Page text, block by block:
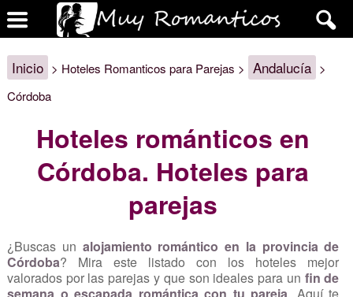
Inicio > Hoteles Romanticos para Parejas > Andalucía >
Córdoba
Hoteles románticos en
Córdoba. Hoteles para
parejas
¿Buscas un alojamiento romántico en la provincia de
Córdoba? Mira este listado con los hoteles mejor
valorados por las parejas y que son ideales para un fin de